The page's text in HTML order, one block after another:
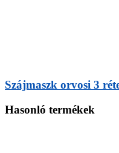
Szájmaszk orvosi 3
Hasonló termékek